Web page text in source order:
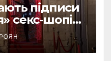
підписи
секс-шопів